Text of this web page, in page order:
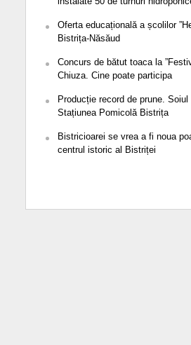
Oferta educațională a școlilor
Bistrița-Năsăud
Concurs de bătut toaca la
Chiuza. Cine poate participa
Producție record de prune.
Stațiunea Pomicolă Bistrița
Bistricioarei se vrea a fi noua
centrul istoric al Bistriței